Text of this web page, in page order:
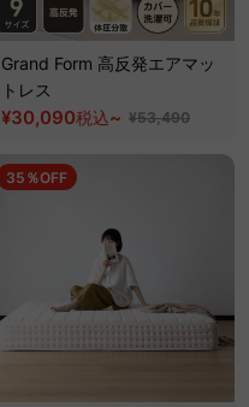
Grand Form 高反発エアマッ
トレス
¥30,090税込~ ¥53,490
35％OFF